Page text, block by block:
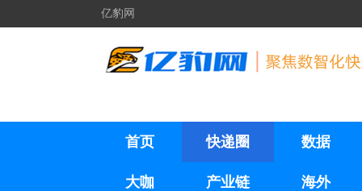
亿豹网
首页 快递圈 数据
大咖 产业链 海外